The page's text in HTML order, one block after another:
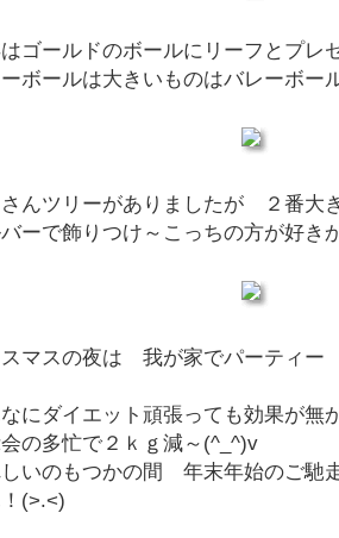
ゴールドのボールにリーフとプレ
ーボールは大きいものはバレーボー
んツリーがありましたが ２番大
ーで飾りつけ～こっちの方が好き
スマスの夜は 我が家でパーティー
にダイエット頑張っても効果が無
の多忙で２ｋｇ減～(^_^)v
しいのもつかの間 年末年始のご馳
(>.<)